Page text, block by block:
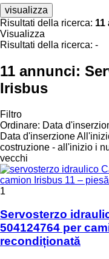
visualizza
Risultati della ricerca: 11
Visualizza
Risultati della ricerca: -
11 annunci:
Irisbus
Filtro
Ordinare: Data
Data d'inserzione
costruzione - all'inizio i
vecchi
1
Servosterzo
504124764 per
recondiționată